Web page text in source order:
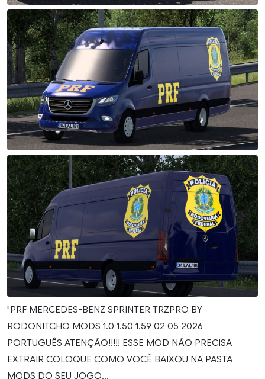
"PRF MERCEDES-BENZ SPRINTER TRZPRO BY
RODONITCHO MODS 1.0 1.50 1.59 02 05 2026
PORTUGUÊS ATENÇÃO!!!!! ESSE MOD NÃO PRECISA
EXTRAIR COLOQUE COMO VOCÊ BAIXOU NA PASTA
MODS DO SEU JOGO...